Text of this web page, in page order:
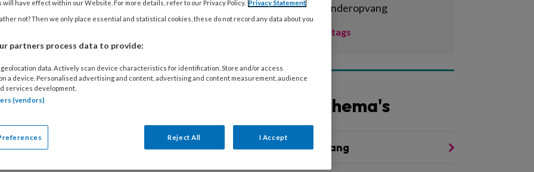
plan van aanpak werkdruk
situaties als gevolg van personeelskrapte? En
je daarover met ouders, medewerkers
agrarische kinderopvang
Toon meer tags
Andere thema's
Kwaliteit Opvang
will have effect within our Website. For more details, refer to our Privacy Policy. Privacy Statement
not? Then we only place essential and statistical cookies, these do not record any data about you
partners process data to provide:
data. Actively scan device characteristics for identification. Store and/or access
a device. Personalised advertising and content, advertising and content measurement, audience
services development.
(vendors)
Reject All I Accept